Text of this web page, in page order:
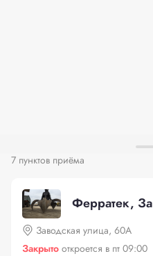
7 пунктов приёма
Ферратек,
Заводская улица, 60А
Закрыто откроется в пт 09:00